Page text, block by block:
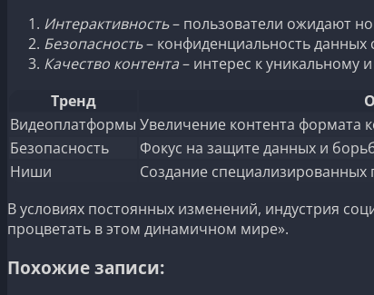
Интерактивность– пользователи ожидают
Безопасность– конфиденциальность данных
Качество контента– интерес к уникальному
Тренд
Видеоплатформы Увеличение контента формата
Безопасность
Фокус на защите данных и
Ниши
Создание специализированных
В условиях постоянных изменений, индустрия
процветать в этом динамичном мире».
Похожие записи: